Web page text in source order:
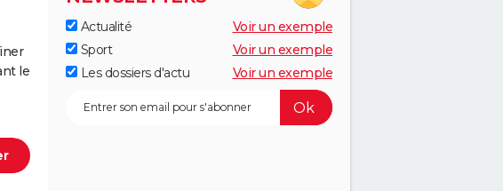
le
Actualité
Voir un exemple
Sport
Voir un exemple
Les dossiers d'actu
Voir un exemple